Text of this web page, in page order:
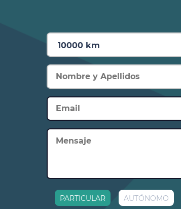
PARTICULAR AUTÓNOMO